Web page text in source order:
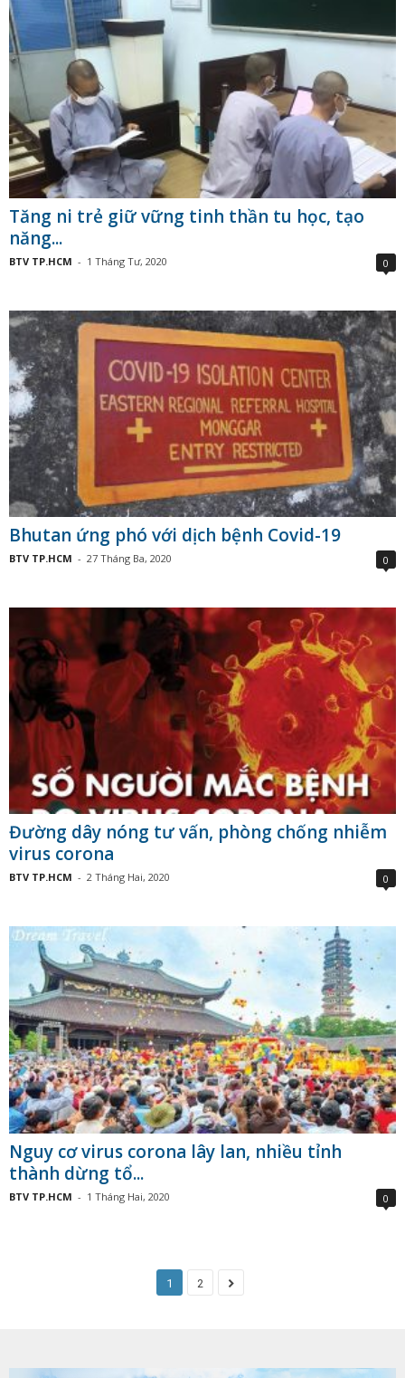
Tăng ni trẻ giữ vững tinh thần tu học, tạo
năng...
BTV TP.HCM - 1 Tháng Tư, 2020 0
Bhutan ứng phó với dịch bệnh Covid-19
BTV TP.HCM - 27 Tháng Ba, 2020 0
Đường dây nóng tư vấn, phòng chống nhiễm
virus corona
BTV TP.HCM - 2 Tháng Hai, 2020 0
Nguy cơ virus corona lây lan, nhiều tỉnh
thành dừng tổ...
BTV TP.HCM - 1 Tháng Hai, 2020 0
1 2